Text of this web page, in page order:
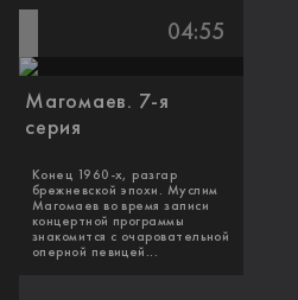
04:55
Магомаев. 7-я
серия
Конец 1960-х, разгар
брежневской эпохи. Муслим
Магомаев во время записи
концертной программы
знакомится с очаровательной
оперной певицей...